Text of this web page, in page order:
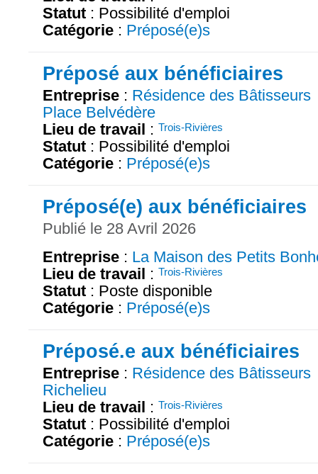
Statut : Possibilité d'emploi
Catégorie : Préposé(e)s
Préposé aux bénéficiaires
Entreprise : Résidence des Bâtisseurs
Place Belvédère
Lieu de travail : Trois-Rivières
Statut : Possibilité d'emploi
Catégorie : Préposé(e)s
Préposé(e) aux bénéficiaires
Publié le 28 Avril 2026
Entreprise : La Maison des Petits
Lieu de travail : Trois-Rivières
Statut : Poste disponible
Catégorie : Préposé(e)s
Préposé.e aux bénéficiaires
Entreprise : Résidence des Bâtisseurs
Richelieu
Lieu de travail : Trois-Rivières
Statut : Possibilité d'emploi
Catégorie : Préposé(e)s